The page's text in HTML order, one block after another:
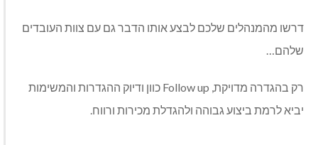
דרשו מהמנהלים שלכם לבצע אותו הדבר גם עם צוות העובדים
שלהם…
רק בהגדרה מדויקת, Follow up
כוון ודיוק ההגדרות והמשימות
יביא לרמת ביצוע גבוהה ולהגדלת מכירות ורווח.